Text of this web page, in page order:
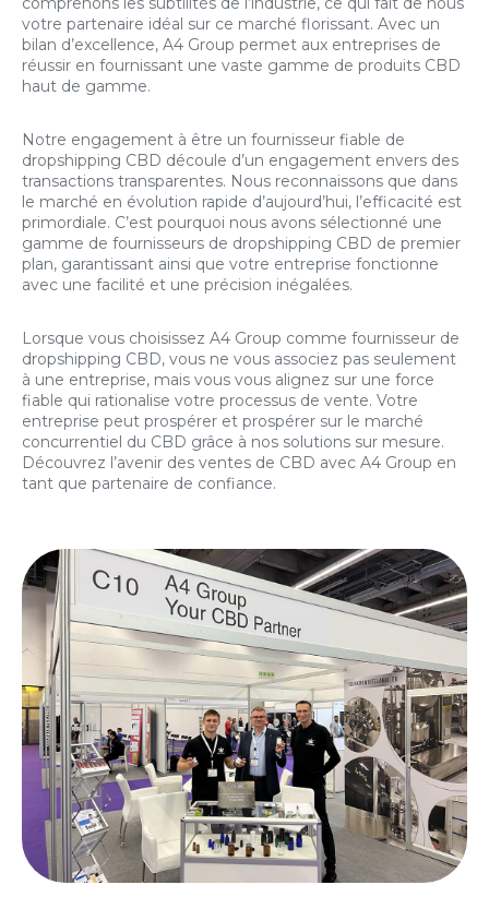
votre partenaire idéal sur ce marché florissant. Avec un
bilan d’excellence, A4 Group permet aux entreprises de
réussir en fournissant une vaste gamme de produits CBD
haut de gamme.
Notre engagement à être un fournisseur fiable de
dropshipping CBD découle d’un engagement envers des
transactions transparentes. Nous reconnaissons que dans
le marché en évolution rapide d’aujourd’hui, l’efficacité est
primordiale. C’est pourquoi nous avons sélectionné une
gamme de fournisseurs de dropshipping CBD de premier
plan, garantissant ainsi que votre entreprise fonctionne
avec une facilité et une précision inégalées.
Lorsque vous choisissez A4 Group comme fournisseur de
dropshipping CBD, vous ne vous associez pas seulement
à une entreprise, mais vous vous alignez sur une force
fiable qui rationalise votre processus de vente. Votre
entreprise peut prospérer et prospérer sur le marché
concurrentiel du CBD grâce à nos solutions sur mesure.
Découvrez l’avenir des ventes de CBD avec A4 Group en
tant que partenaire de confiance.